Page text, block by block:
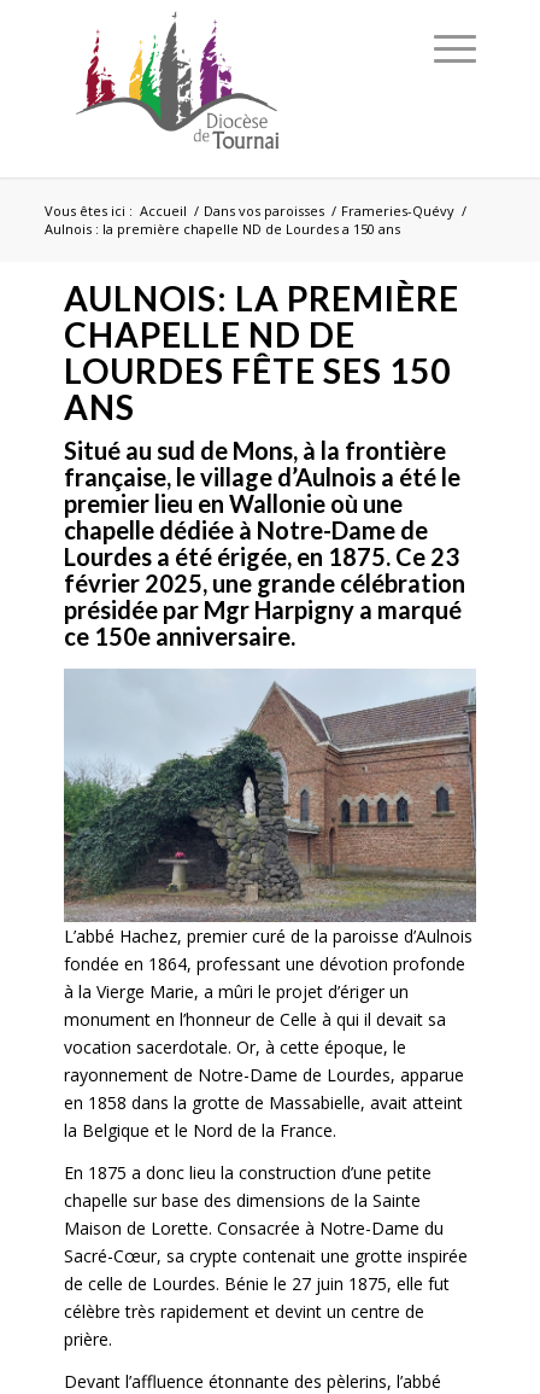
Vous êtes ici : Accueil / Dans vos paroisses / Frameries-Quévy /
Aulnois : la première chapelle ND de Lourdes a 150 ans
AULNOIS: LA PREMIÈRE
CHAPELLE ND DE
LOURDES FÊTE SES 150
ANS
Situé au sud de Mons, à la frontière
française, le village d’Aulnois a été le
premier lieu en Wallonie où une
chapelle dédiée à Notre-Dame de
Lourdes a été érigée, en 1875. Ce 23
février 2025, une grande célébration
présidée par Mgr Harpigny a marqué
ce 150e anniversaire.
L’abbé Hachez, premier curé de la paroisse d’Aulnois
fondée en 1864, professant une dévotion profonde
à la Vierge Marie, a mûri le projet d’ériger un
monument en l’honneur de Celle à qui il devait sa
vocation sacerdotale. Or, à cette époque, le
rayonnement de Notre-Dame de Lourdes, apparue
en 1858 dans la grotte de Massabielle, avait atteint
la Belgique et le Nord de la France.
En 1875 a donc lieu la construction d’une petite
chapelle sur base des dimensions de la Sainte
Maison de Lorette. Consacrée à Notre-Dame du
Sacré-Cœur, sa crypte contenait une grotte inspirée
de celle de Lourdes. Bénie le 27 juin 1875, elle fut
célèbre très rapidement et devint un centre de
prière.
Devant l’affluence étonnante des pèlerins, l’abbé